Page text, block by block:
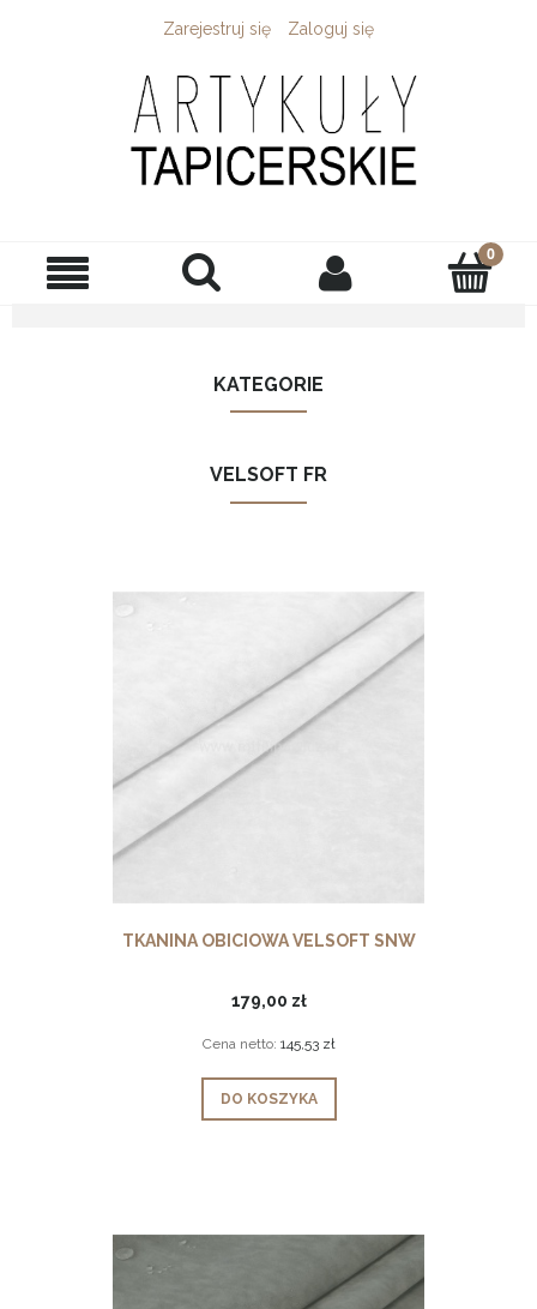
Zarejestruj się Zaloguj się
KATEGORIE
VELSOFT FR
TKANINA OBICIOWA VELSOFT SNW
179,00 zł
Cena netto: 145,53 zł
DO KOSZYKA